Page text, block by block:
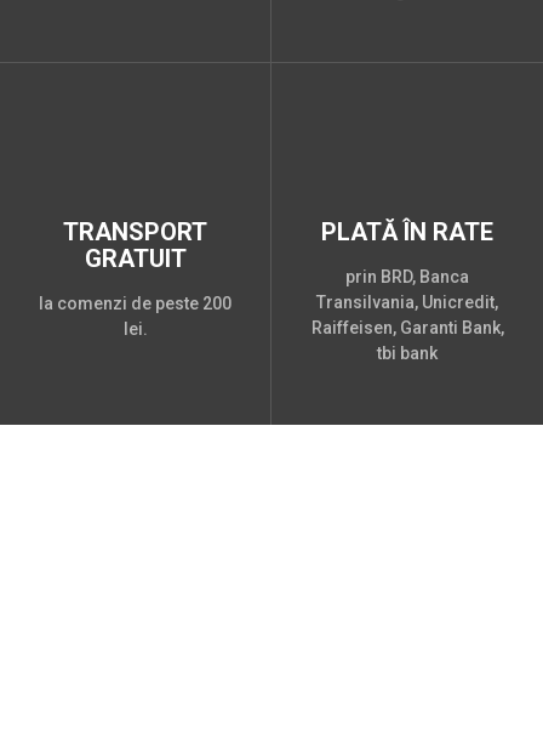
TRANSPORT
GRATUIT
la comenzi de peste 200
lei.
PLATĂ ÎN RATE
prin BRD, Banca
Transilvania, Unicredit,
Raiffeisen, Garanti Bank,
tbi bank